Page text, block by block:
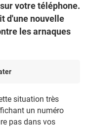
votre téléphone.
d'une nouvelle
les arnaques
situation très
un numéro
pas dans vos